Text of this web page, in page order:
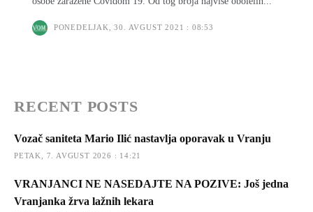
PONEDELJAK, 30. AVGUST 2021 : 08:53
RECENT POSTS
Vozač saniteta Mario Ilić nastavlja oporavak u Vranju
PETAK, 7. AVGUST 2026 : 14:21
VRANJANCI NE NASEDAJTE NA POZIVE: Još jedna
Vranjanka žrva lažnih lekara